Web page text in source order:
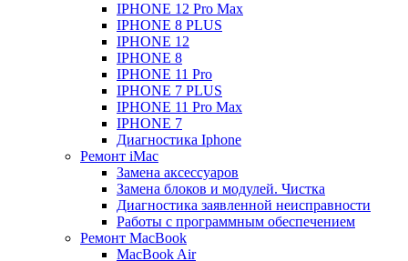
IPHONE 12 Pro Max
IPHONE 8 PLUS
IPHONE 12
IPHONE 8
IPHONE 11 Pro
IPHONE 7 PLUS
IPHONE 11 Pro Max
IPHONE 7
Диагностика Iphone
Ремонт iMac
Замена аксессуаров
Замена блоков и модулей. Чистка
Диагностика заявленной неисправности
Работы с программным обеспечением
Ремонт MacBook
MacBook Air